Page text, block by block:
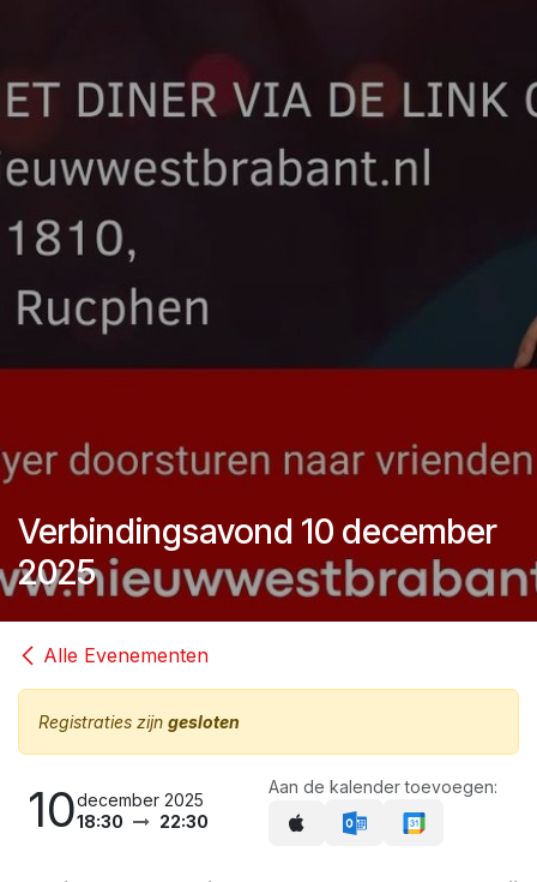
Verbindingsavond 10 december
2025
Alle Evenementen
Registraties zijn gesloten
10december 2025
18:30
22:30
Aan de kalender toevoegen: